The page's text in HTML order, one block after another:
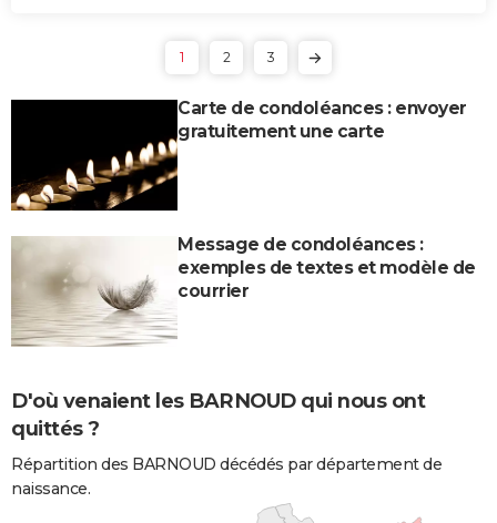
1 2 3
Carte de condoléances : envoyer
gratuitement une carte
Message de condoléances :
exemples de textes et modèle de
courrier
D'où venaient les BARNOUD qui nous ont
quittés ?
Répartition des BARNOUD décédés par département de
naissance.